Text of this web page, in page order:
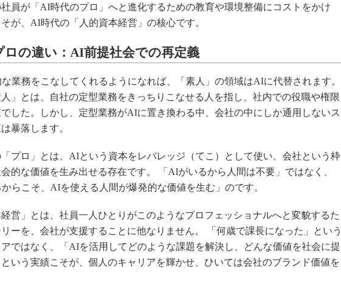
社員が「AI時代のプロ」へと進化するための教育や環境整備にコストをかけ
が、AI時代の「人的資本経営」の核心です。
ロの違い：AI前提社会での再定義
業務をこなしてくれるようになれば、「素人」の領域はAIに代替されます。
」とは、自社の定型業務をきっちりこなせる人を指し、社内での役職や権限
した。しかし、定型業務がAIに置き換わる中、会社の中にしか通用しないス
暴落します。
プロ」とは、AIという資本をレバレッジ（てこ）として使い、会社という枠
的な価値を生み出せる存在です。 「AIがいるから人間は不要」ではなく、
からこそ、AIを使える人間が爆発的な価値を生む」のです。
経営」とは、社員一人ひとりがこのようなプロフェッショナルへと変貌するた
ーを、会社が支援することに他なりません。 「何歳で課長になった」という
ではなく、「AIを活用してどのような課題を解決し、どんな価値を社会に提
いう実績こそが、個人のキャリアを輝かせ、ひいては会社のブランド価値を